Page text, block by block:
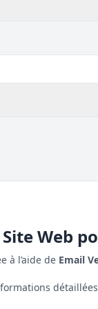
Web
à l’aide de Email